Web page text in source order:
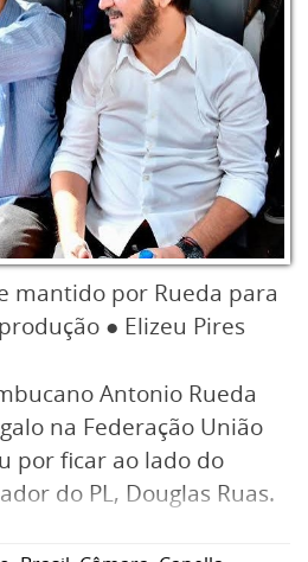
mantido por Rueda para
● Elizeu Pires
Antonio Rueda
na Federação União
por ficar ao lado do
do PL, Douglas Ruas.